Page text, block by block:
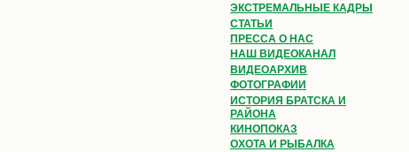
ЭКСТРЕМАЛЬНЫЕ КАДРЫ
СТАТЬИ
ПРЕССА О НАС
НАШ ВИДЕОКАНАЛ
ВИДЕОАРХИВ
ФОТОГРАФИИ
ИСТОРИЯ БРАТСКА И
РАЙОНА
КИНОПОКАЗ
ОХОТА И РЫБАЛКА